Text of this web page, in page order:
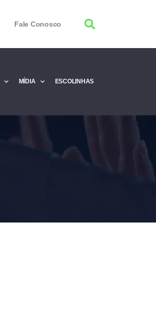
Fale Conosco
MÍDIA ESCOLINHAS